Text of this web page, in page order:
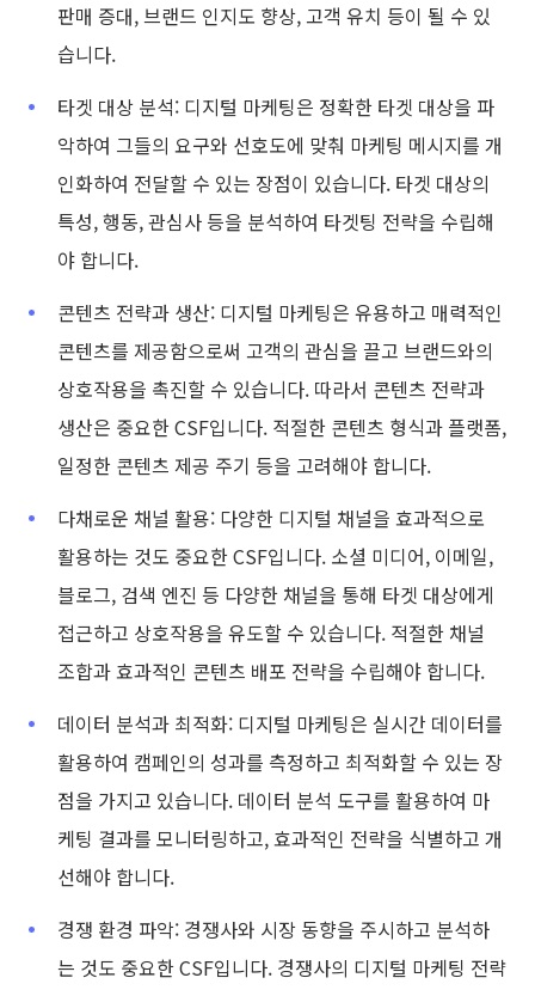
판매 증대, 브랜드 인지도 향상, 고객 유치 등이 될 수 있
습니다.
타겟 대상 분석: 디지털 마케팅은 정확한 타겟 대상을 파
악하여 그들의 요구와 선호도에 맞춰 마케팅 메시지를 개
인화하여 전달할 수 있는 장점이 있습니다. 타겟 대상의
특성, 행동, 관심사 등을 분석하여 타겟팅 전략을 수립해
야 합니다.
콘텐츠 전략과 생산: 디지털 마케팅은 유용하고 매력적인
콘텐츠를 제공함으로써 고객의 관심을 끌고 브랜드와의
상호작용을 촉진할 수 있습니다. 따라서 콘텐츠 전략과
생산은 중요한 CSF입니다. 적절한 콘텐츠 형식과 플랫폼,
일정한 콘텐츠 제공 주기 등을 고려해야 합니다.
다채로운 채널 활용: 다양한 디지털 채널을 효과적으로
활용하는 것도 중요한 CSF입니다. 소셜 미디어, 이메일,
블로그, 검색 엔진 등 다양한 채널을 통해 타겟 대상에게
접근하고 상호작용을 유도할 수 있습니다. 적절한 채널
조합과 효과적인 콘텐츠 배포 전략을 수립해야 합니다.
데이터 분석과 최적화: 디지털 마케팅은 실시간 데이터를
활용하여 캠페인의 성과를 측정하고 최적화할 수 있는 장
점을 가지고 있습니다. 데이터 분석 도구를 활용하여 마
케팅 결과를 모니터링하고, 효과적인 전략을 식별하고 개
선해야 합니다.
경쟁 환경 파악: 경쟁사와 시장 동향을 주시하고 분석하
는 것도 중요한 CSF입니다. 경쟁사의 디지털 마케팅 전략